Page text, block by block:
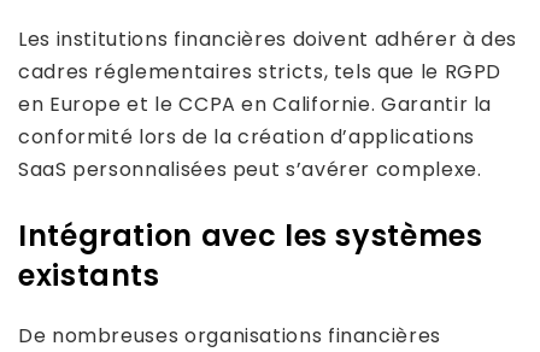
Les institutions financières doivent adhérer à des
cadres réglementaires stricts, tels que le RGPD
en Europe et le CCPA en Californie. Garantir la
conformité lors de la création d’applications
SaaS personnalisées peut s’avérer complexe.
Intégration avec les systèmes
existants
De nombreuses organisations financières